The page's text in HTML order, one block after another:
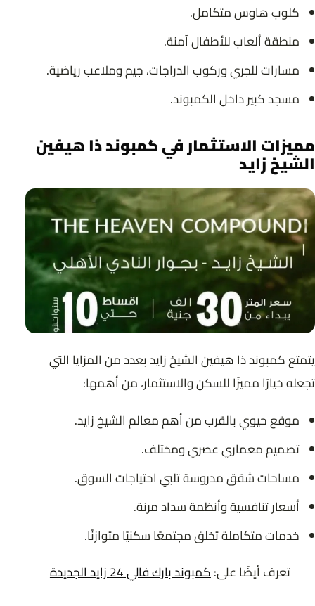
كلوب هاوس متكامل.
منطقة ألعاب للأطفال آمنة.
مسارات للجري وركوب الدراجات، جيم وملاعب رياضية.
مسجد كبير داخل الكمبوند.
مميزات الاستثمار في كمبوند ذا هيفين
الشيخ زايد
يتمتع كمبوند ذا هيفين الشيخ زايد بعدد من المزايا التي
تجعله خيارًا مميزًا للسكن والاستثمار، من أهمها:
موقع حيوي بالقرب من أهم معالم الشيخ زايد.
تصميم معماري عصري ومختلف.
مساحات شقق مدروسة تلبي احتياجات السوق.
أسعار تنافسية وأنظمة سداد مرنة.
خدمات متكاملة تخلق مجتمعًا سكنيًا متوازنًا.
تعرف أيضًا على:كمبوند بارك فالي 24 زايد الجديدة